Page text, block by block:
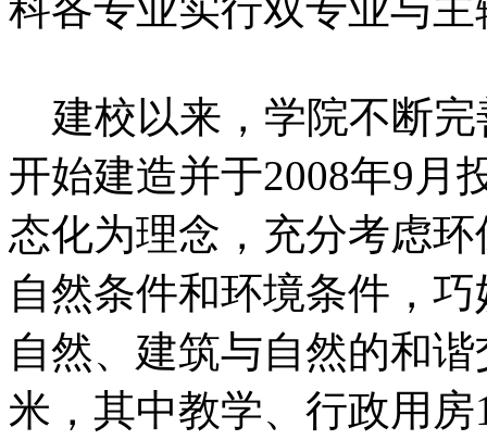
建校以来，学院不断完
开始建造并于2008年9月
态化为理念，充分考虑
自然条件和环境条件，
自然、建筑与自然的和
米，其中教学、行政用